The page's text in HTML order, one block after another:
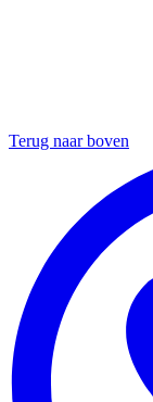
Terug naar boven